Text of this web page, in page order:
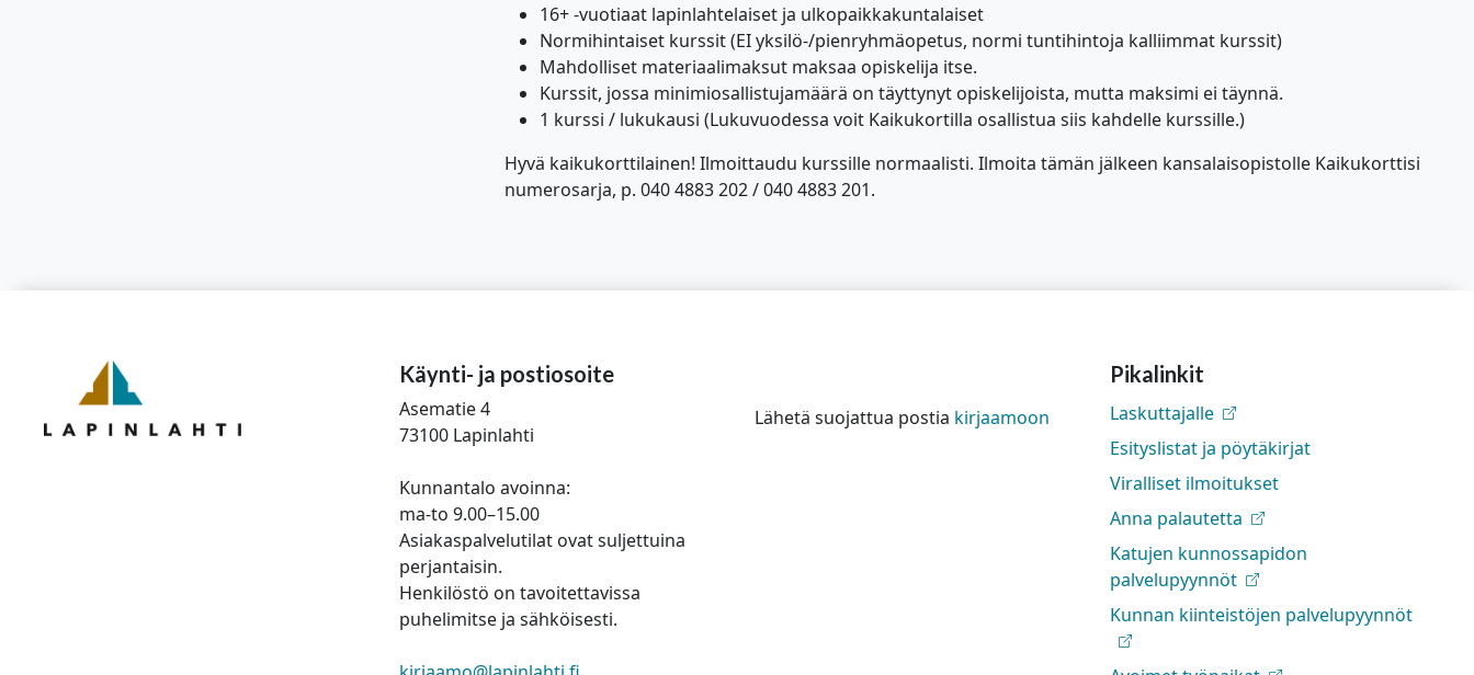
16+ -vuotiaat lapinlahtelaiset ja ulkopaikkakuntalaiset
Normihintaiset kurssit (EI yksilö-/pienryhmäopetus, normi tuntihintoja kalliimmat kurssit)
Mahdolliset materiaalimaksut maksaa opiskelija itse.
Kurssit, jossa minimiosallistujamäärä on täyttynyt opiskelijoista, mutta maksimi ei täynnä.
1 kurssi / lukukausi (Lukuvuodessa voit Kaikukortilla osallistua siis kahdelle kurssille.)
Hyvä kaikukorttilainen! Ilmoittaudu kurssille normaalisti. Ilmoita tämän jälkeen kansalaisopistolle Kaikukorttisi
numerosarja, p. 040 4883 202 / 040 4883 201.
Käynti- ja postiosoite
Asematie 4
73100 Lapinlahti
Kunnantalo avoinna:
ma-to 9.00–15.00
Asiakaspalvelutilat ovat suljettuina
perjantaisin.
Henkilöstö on tavoitettavissa
puhelimitse ja sähköisesti.
Lähetä suojattua postia kirjaamoon
Pikalinkit
Laskuttajalle
Esityslistat ja pöytäkirjat
Viralliset ilmoitukset
Anna palautetta
Katujen kunnossapidon
palvelupyynnöt
Kunnan kiinteistöjen palvelupyynnöt